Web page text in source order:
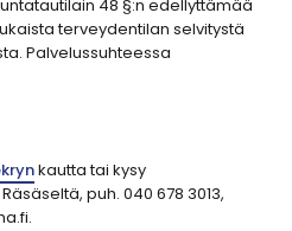
48 §:n edellyttämää
terveydentilan selvitystä
Palvelussuhteessa
kautta tai kysy
puh. 040 678 3013,